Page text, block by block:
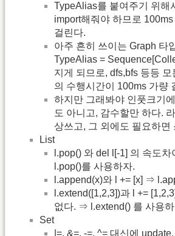
TypeAlias를 붙여주기 위해
import해줘야 하므로 100ms
걸린다.
아주 흔히 쓰이는 Graph 타
TypeAlias =
지게 되므로, dfs,bfs 등등 모
의 수행시간이 100ms 가량
하지만 그래봐야 인풋크기
도 아니고, 감수할만 하다.
상쓰고, 그 외에도 필요하면
List
l.pop() 와 del l[-1] 의 속도
l.pop()를 사용하자.
l.append(x)와 l += [x] ⇒
l.extend([1,2,3])과 l +=
없다. ⇒ l.extend() 를 사용
Set
|=, &=, -=, ^= 대신에 update,